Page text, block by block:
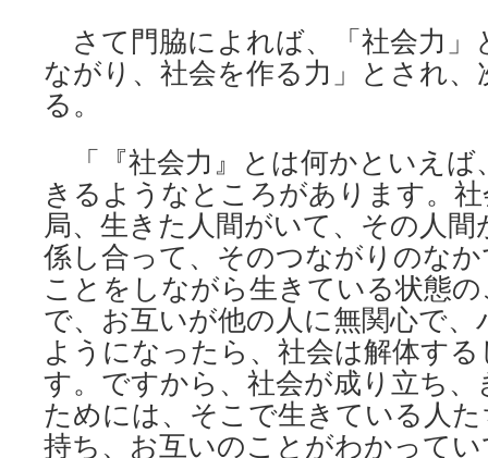
さて門脇によれば、「社会力」
ながり、社会を作る力」とされ
る。
「『社会力』とは何かといえば
きるようなところがあります。
局、生きた人間がいて、その人
係し合って、そのつながりのな
ことをしながら生きている状態
で、お互いが他の人に無関心で
ようになったら、社会は解体す
す。ですから、社会が成り立ち
ためには、そこで生きている人
持ち、お互いのことがわかって